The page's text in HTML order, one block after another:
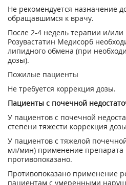
Не рекомендуется назначение
обращавшимся к врачу.
После 2-4 недель терапии и/
Розувастатин Медисорб
липидного обмена (при
дозы).
Пожилые пациенты
Не требуется коррекция дозы.
Пациенты с почечной
У пациентов с почечной
степени тяжести коррекция
У пациентов с тяжелой
мл/мин) применение препарата
противопоказано.
Противопоказано применение
пациентам с умеренными